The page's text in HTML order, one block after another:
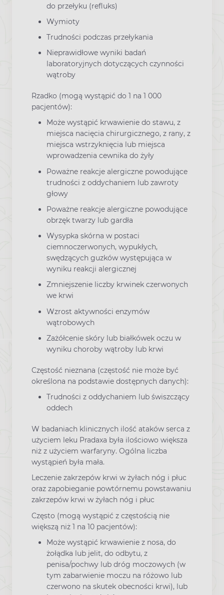
do przełyku (refluks)
Wymioty
Trudności podczas przełykania
Nieprawidłowe wyniki badań
laboratoryjnych dotyczących czynności
wątroby
Rzadko (mogą wystąpić do 1 na 1 000
pacjentów):
Może wystąpić krwawienie do stawu, z
miejsca nacięcia chirurgicznego, z rany, z
miejsca wstrzyknięcia lub miejsca
wprowadzenia cewnika do żyły
Poważne reakcje alergiczne powodujące
trudności z oddychaniem lub zawroty
głowy
Poważne reakcje alergiczne powodujące
obrzęk twarzy lub gardła
Wysypka skórna w postaci
ciemnoczerwonych, wypukłych,
swędzących guzków występująca w
wyniku reakcji alergicznej
Zmniejszenie liczby krwinek czerwonych
we krwi
Wzrost aktywności enzymów
wątrobowych
Zażółcenie skóry lub białkówek oczu w
wyniku choroby wątroby lub krwi
Częstość nieznana (częstość nie może być
określona na podstawie dostępnych danych):
Trudności z oddychaniem lub świszczący
oddech
W badaniach klinicznych ilość ataków serca z
użyciem leku Pradaxa była ilościowo większa
niż z użyciem warfaryny. Ogólna liczba
wystąpień była mała.
Leczenie zakrzepów krwi w żyłach nóg i płuc
oraz zapobieganie powtórnemu powstawaniu
zakrzepów krwi w żyłach nóg i płuc
Często (mogą wystąpić z częstością nie
większą niż 1 na 10 pacjentów):
Może wystąpić krwawienie z nosa, do
żołądka lub jelit, do odbytu, z
penisa/pochwy lub dróg moczowych (w
tym zabarwienie moczu na różowo lub
czerwono na skutek obecności krwi), lub